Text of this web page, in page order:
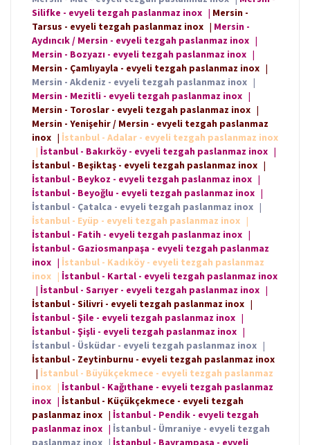
Silifke - evyeli tezgah paslanmaz inox | Mersin -
Tarsus - evyeli tezgah paslanmaz inox | Mersin -
Aydıncık / Mersin - evyeli tezgah paslanmaz inox |
Mersin - Bozyazı - evyeli tezgah paslanmaz inox |
Mersin - Çamlıyayla - evyeli tezgah paslanmaz inox |
Mersin - Akdeniz - evyeli tezgah paslanmaz inox |
Mersin - Mezitli - evyeli tezgah paslanmaz inox |
Mersin - Toroslar - evyeli tezgah paslanmaz inox |
Mersin - Yenişehir / Mersin - evyeli tezgah paslanmaz
inox | İstanbul - Adalar - evyeli tezgah paslanmaz inox
| İstanbul - Bakırköy - evyeli tezgah paslanmaz inox |
İstanbul - Beşiktaş - evyeli tezgah paslanmaz inox |
İstanbul - Beykoz - evyeli tezgah paslanmaz inox |
İstanbul - Beyoğlu - evyeli tezgah paslanmaz inox |
İstanbul - Çatalca - evyeli tezgah paslanmaz inox |
İstanbul - Eyüp - evyeli tezgah paslanmaz inox |
İstanbul - Fatih - evyeli tezgah paslanmaz inox |
İstanbul - Gaziosmanpaşa - evyeli tezgah paslanmaz
inox | İstanbul - Kadıköy - evyeli tezgah paslanmaz
inox | İstanbul - Kartal - evyeli tezgah paslanmaz inox
| İstanbul - Sarıyer - evyeli tezgah paslanmaz inox |
İstanbul - Silivri - evyeli tezgah paslanmaz inox |
İstanbul - Şile - evyeli tezgah paslanmaz inox |
İstanbul - Şişli - evyeli tezgah paslanmaz inox |
İstanbul - Üsküdar - evyeli tezgah paslanmaz inox |
İstanbul - Zeytinburnu - evyeli tezgah paslanmaz inox
| İstanbul - Büyükçekmece - evyeli tezgah paslanmaz
inox | İstanbul - Kağıthane - evyeli tezgah paslanmaz
inox | İstanbul - Küçükçekmece - evyeli tezgah
paslanmaz inox | İstanbul - Pendik - evyeli tezgah
paslanmaz inox | İstanbul - Ümraniye - evyeli tezgah
paslanmaz inox | İstanbul - Bayrampaşa - evyeli